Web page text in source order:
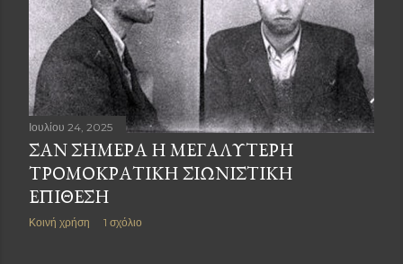
Ιουλίου 24, 2025
ΣΑΝ ΣΗΜΕΡΑ Η ΜΕΓΑΛΥΤΕΡΗ
ΤΡΟΜΟΚΡΑΤΙΚΗ ΣΙΩΝΙΣΤΙΚΗ
ΕΠΙΘΕΣΗ
Κοινή χρήση 1 σχόλιο